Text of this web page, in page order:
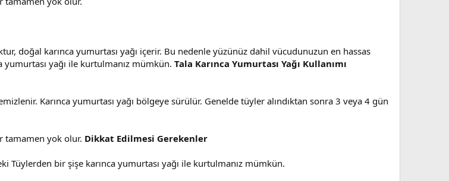
doğal karınca yumurtası yağı içerir. Bu nedenle yüzünüz dahil vücudunuzun en hassas
yağı ile kurtulmanız mümkün. Tala Karınca Yumurtası Yağı Kullanımı
Karınca yumurtası yağı bölgeye sürülür. Genelde tüyler alındıktan sonra 3 veya 4 gün
tamamen yok olur. Dikkat Edilmesi Gerekenler
bir şişe karınca yumurtası yağı ile kurtulmanız mümkün.